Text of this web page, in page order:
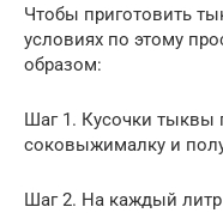
Чтобы приготовить
условиях по этому
образом:
Шаг 1. Кусочки тыквы
соковыжималку и
Шаг 2. На каждый